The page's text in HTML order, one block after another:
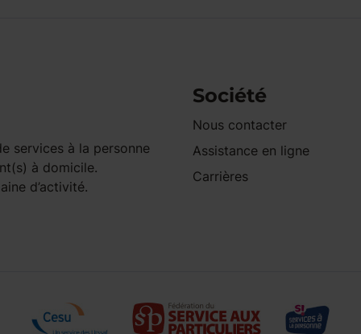
services à la personne
à domicile.
d’activité.
Société
Nous contacter
Assistance en ligne
Carrières